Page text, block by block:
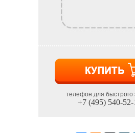
телефон для быстрого
+7 (495) 540-52-